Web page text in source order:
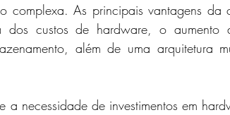
complexa. As principais vantagens da
dos custos de hardware, o
além de uma arquitetura
a necessidade de investimentos em